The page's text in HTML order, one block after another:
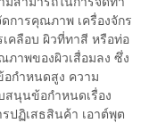
การคุณภาพ เครื่องจักร
คลือบ ผิวที่ทาสี หรือท่อ
าพของผิวเสื่อมลง ซึ่ง
กำหนดสูง ความ
นุนข้อกำหนดเรื่อง
ปฏิเสธสินค้า เอาต์พุต